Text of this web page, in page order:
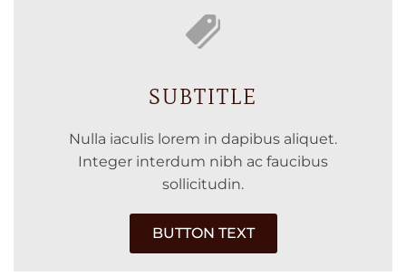
SUBTITLE
Nulla iaculis lorem in dapibus aliquet.
Integer interdum nibh ac faucibus
sollicitudin.
BUTTON TEXT